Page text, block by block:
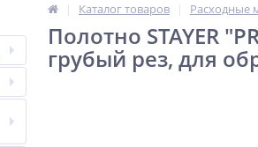
Каталог товаров Расходные
Полотно STAYER
грубый рез, для